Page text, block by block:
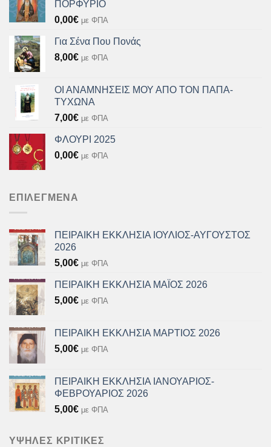
ΠΟΡΦΥΡΙΟ
0,00€ με ΦΠΑ
Για Σένα Που Πονάς
8,00€ με ΦΠΑ
ΟΙ ΑΝΑΜΝΗΣΕΙΣ ΜΟΥ ΑΠΟ ΤΟΝ ΠΑΠΑ-
ΤΥΧΩΝΑ
7,00€ με ΦΠΑ
ΦΛΟΥΡΙ 2025
0,00€ με ΦΠΑ
ΕΠΙΛΕΓΜΈΝΑ
ΠΕΙΡΑΙΚΗ ΕΚΚΛΗΣΙΑ ΙΟΥΛΙΟΣ-ΑΥΓΟΥΣΤΟΣ
2026
5,00€ με ΦΠΑ
ΠΕΙΡΑΙΚΗ ΕΚΚΛΗΣΙΑ ΜΑΪΟΣ 2026
5,00€ με ΦΠΑ
ΠΕΙΡΑΙΚΗ ΕΚΚΛΗΣΙΑ ΜΑΡΤΙΟΣ 2026
5,00€ με ΦΠΑ
ΠΕΙΡΑΙΚΗ ΕΚΚΛΗΣΙΑ ΙΑΝΟΥΑΡΙΟΣ-
ΦΕΒΡΟΥΑΡΙΟΣ 2026
5,00€ με ΦΠΑ
ΥΨΗΛΈΣ ΚΡΙΤΙΚΈΣ